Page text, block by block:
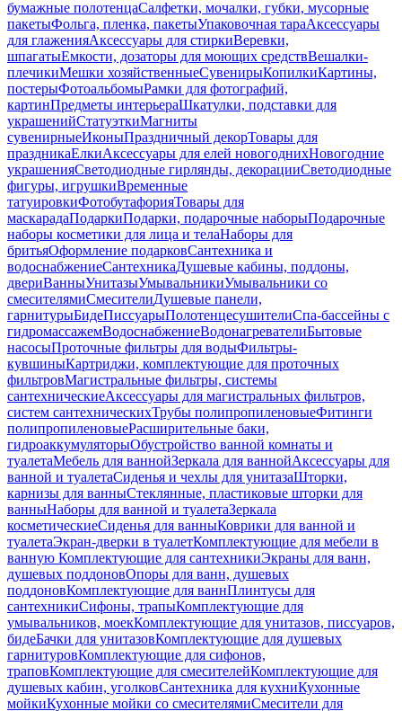
бумажные полотенцаСалфетки, мочалки, губки, мусорные
пакетыФольга, пленка, пакетыУпаковочная тараАксессуары
для глаженияАксессуары для стиркиВеревки,
шпагатыЕмкости, дозаторы для моющих средствВешалки-
плечикиМешки хозяйственныеСувенирыКопилкиКартины,
постерыФотоальбомыРамки для фотографий,
картинПредметы интерьераШкатулки, подставки для
украшенийСтатуэткиМагниты
сувенирныеИконыПраздничный декорТовары для
праздникаЕлкиАксессуары для елей новогоднихНовогодние
украшенияСветодиодные гирлянды, декорацииСветодиодные
фигуры, игрушкиВременные
татуировкиФотобутафорияТовары для
маскарадаПодаркиПодарки, подарочные наборыПодарочные
наборы косметики для лица и телаНаборы для
бритьяОформление подарковСантехника и
водоснабжениеСантехникаДушевые кабины, поддоны,
двериВанныУнитазыУмывальникиУмывальники со
смесителямиСмесителиДушевые панели,
гарнитурыБидеПиссуарыПолотенцесушителиСпа-бассейны с
гидромассажемВодоснабжениеВодонагревателиБытовые
насосыПроточные фильтры для водыФильтры-
кувшиныКартриджи, комплектующие для проточных
фильтровМагистральные фильтры, системы
сантехническиеАксессуары для магистральных фильтров,
систем сантехническихТрубы полипропиленовыеФитинги
полипропиленовыеРасширительные баки,
гидроаккумуляторыОбустройство ванной комнаты и
туалетаМебель для ваннойЗеркала для ваннойАксессуары для
ванной и туалетаСиденья и чехлы для унитазаШторки,
карнизы для ванныСтеклянные, пластиковые шторки для
ванныНаборы для ванной и туалетаЗеркала
косметическиеСиденья для ванныКоврики для ванной и
туалетаЭкран-дверки в туалетКомплектующие для мебели в
ванную Комплектующие для сантехникиЭкраны для ванн,
душевых поддоновОпоры для ванн, душевых
поддоновКомплектующие для ваннПлинтусы для
сантехникиСифоны, трапыКомплектующие для
умывальников, моекКомплектующие для унитазов, писсуаров,
бидеБачки для унитазовКомплектующие для душевых
гарнитуровКомплектующие для сифонов,
траповКомплектующие для смесителейКомплектующие для
душевых кабин, уголковСантехника для кухниКухонные
мойкиКухонные мойки со смесителямиСмесители для